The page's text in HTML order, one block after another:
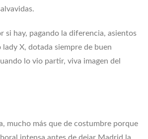
si hay, pagando la diferencia, asientos
X, dotada siempre de buen
lo vio partir, viva imagen del
mucho más que de costumbre porque
intensa antes de dejar Madrid la